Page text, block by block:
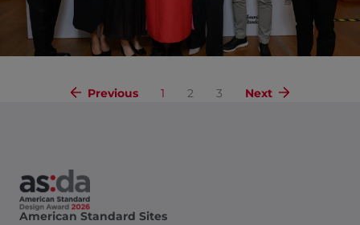
Previous 1 2 3 Next
American Standard Sites